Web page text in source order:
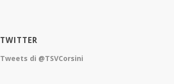
TWITTER
Tweets di @TSVCorsini